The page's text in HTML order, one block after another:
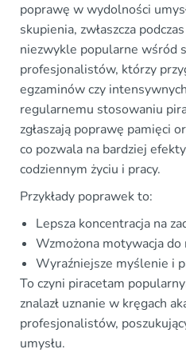
poprawę w wydolności
skupienia, zwłaszcza
niezwykle popularne wśród
profesjonalistów, którzy
egzaminów czy
regularnemu stosowaniu
zgłaszają poprawę pamięci
co pozwala na bardziej
codziennym życiu i pracy.
Przykłady poprawek to:
Lepsza koncentracja na
Wzmożona motywacja do
Wyraźniejsze myślenie i
To czyni piracetam
znalazł uznanie w kręgach
profesjonalistów,
umysłu.